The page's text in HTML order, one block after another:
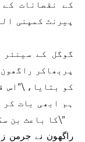
کے نقصانات کے
پیرنٹ کمپنی
گوگل کے
پربھاکر
کو بتایا، \”اس
ہم ابھی بات
کا باعث بن سکتی ہے جسے ہم ہیلوسینیشن کہتے ہیں۔\”
راگھون نے جرمن